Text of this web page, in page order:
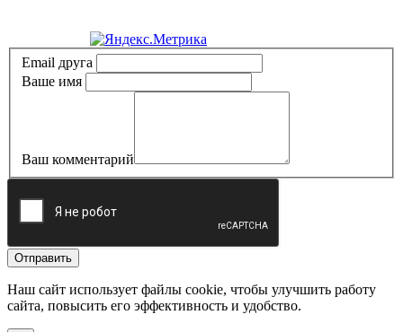
Email друга
Ваше имя
Ваш комментарий
Отправить
Наш сайт использует файлы cookie, чтобы улучшить работу
сайта, повысить его эффективность и удобство.